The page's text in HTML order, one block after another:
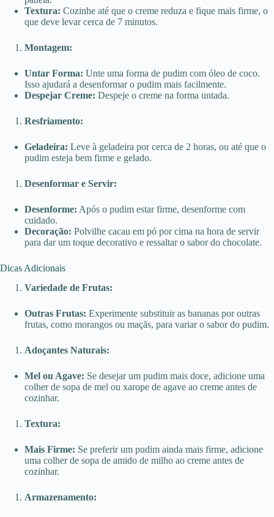
Textura: Cozinhe até que o creme reduza e fique mais firme, o
que deve levar cerca de 7 minutos.
Montagem:
Untar Forma: Unte uma forma de pudim com óleo de coco.
Isso ajudará a desenformar o pudim mais facilmente.
Despejar Creme: Despeje o creme na forma untada.
Resfriamento:
Geladeira: Leve à geladeira por cerca de 2 horas, ou até que o
pudim esteja bem firme e gelado.
Desenformar e Servir:
Desenforme: Após o pudim estar firme, desenforme com
cuidado.
Decoração: Polvilhe cacau em pó por cima na hora de servir
para dar um toque decorativo e ressaltar o sabor do chocolate.
Dicas Adicionais
Variedade de Frutas:
Outras Frutas: Experimente substituir as bananas por outras
frutas, como morangos ou maçãs, para variar o sabor do pudim.
Adoçantes Naturais:
Mel ou Agave: Se desejar um pudim mais doce, adicione uma
colher de sopa de mel ou xarope de agave ao creme antes de
cozinhar.
Textura:
Mais Firme: Se preferir um pudim ainda mais firme, adicione
uma colher de sopa de amido de milho ao creme antes de
cozinhar.
Armazenamento: